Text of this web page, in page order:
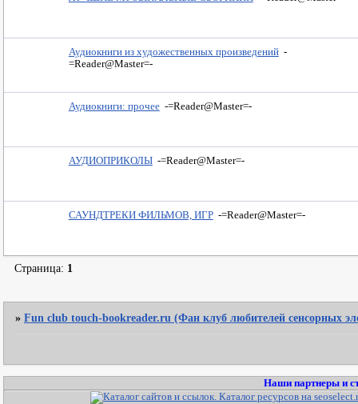
Аудиокниги из художественных произведений -
=Reader@Master=-
Аудиокниги: прочее -=Reader@Master=-
АУДИОПРИКОЛЫ -=Reader@Master=-
САУНДТРЕКИ ФИЛЬМОВ, ИГР -=Reader@Master=-
Страница: 1
»Fun club touch-bookreader.ru (Фан клуб любителей сенсорных
Наши партнеры и